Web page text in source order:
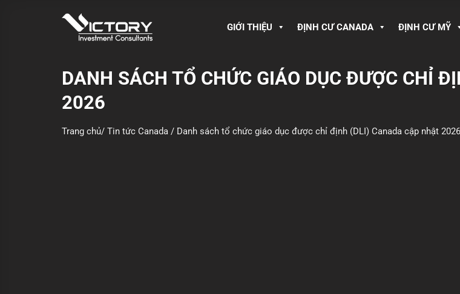
GIỚI THIỆU ĐỊNH CƯ CANADA ĐỊNH CƯ MỸ
DANH SÁCH TỔ CHỨC GIÁO DỤC ĐƯỢC CHỈ
2026
Trang chủ/ Tin tức Canada / Danh sách tổ chức giáo dục được chỉ định (DLI) Canada cập nhật 2026